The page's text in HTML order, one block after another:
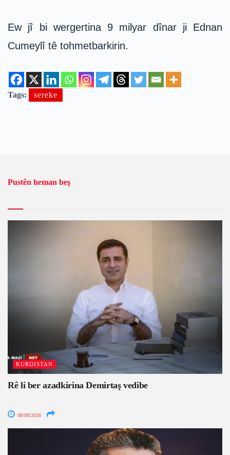
Ew jî bi wergertina 9 milyar dînar ji Ednan
Cumeylî tê tohmetbarkirin.
Tags: sereke
Pustên heman beş
KURDISTAN
Rê li ber azadkirina Demirtaş vedibe
08/08/2026